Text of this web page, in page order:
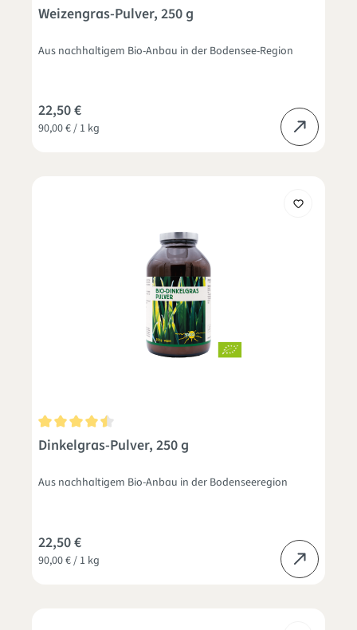
Durchschnittliche Bewertung von 5 von 5 Sternen
Weizengras-Pulver, 250 g
Aus nachhaltigem Bio-Anbau in der Bodensee-Region
90,00 € / 1 kg
22,50 €
Durchschnittliche Bewertung von 4.5 von 5 Sternen
Dinkelgras-Pulver, 250 g
Aus nachhaltigem Bio-Anbau in der Bodenseeregion
90,00 € / 1 kg
22,50 €